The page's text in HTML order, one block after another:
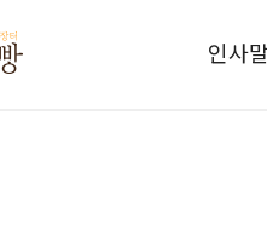
인사말